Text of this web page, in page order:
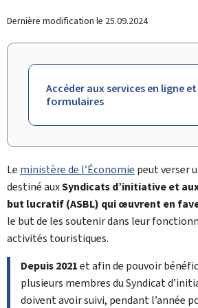
Dernière modification le 25.09.2024
Accéder aux services en ligne et
formulaires
Le ministère de l’Économie peut verser
destiné auxSyndicats d’initiative et
but lucratif (ASBL) qui œuvrent en
le but de les soutenir dans leur
activités touristiques.
Depuis 2021et afin de pouvoir
plusieurs membres du Syndicat
doivent avoir suivi, pendant l’année